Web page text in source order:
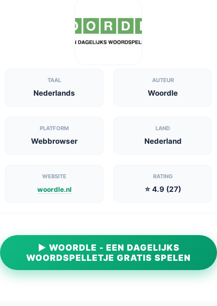
TAAL
Nederlands
AUTEUR
Woordle
PLATFORM
Webbrowser
LAND
Nederland
WEBSITE
woordle.nl
RATING
⭐ 4.9 (27)
▶ WOORDLE - EEN DAGELIJKS
WOORDSPELLETJE GRATIS SPELEN